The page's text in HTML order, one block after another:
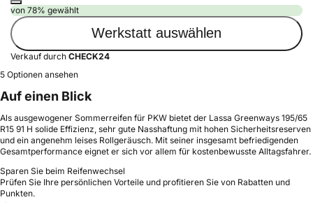
von 78% gewählt
Werkstatt auswählen
Verkauf durch CHECK24
5 Optionen ansehen
Auf einen Blick
Als ausgewogener Sommerreifen für PKW bietet der Lassa Greenways 195/65
R15 91 H solide Effizienz, sehr gute Nasshaftung mit hohen Sicherheitsreserven
und ein angenehm leises Rollgeräusch. Mit seiner insgesamt befriedigenden
Gesamtperformance eignet er sich vor allem für kostenbewusste Alltagsfahrer.
Sparen Sie beim Reifenwechsel
Prüfen Sie Ihre persönlichen Vorteile und profitieren Sie von Rabatten und
Punkten.